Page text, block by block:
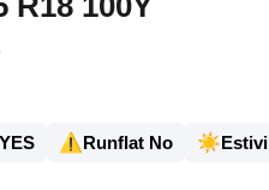
⚠️Runflat No ☀️Estivi